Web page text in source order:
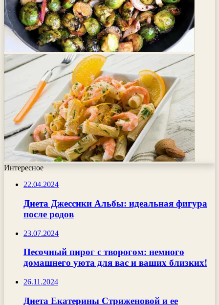
Интересное
22.04.2024
Диета Джессики Альбы: идеальная фигура
после родов
23.07.2024
Песочный пирог с творогом: немного
домашнего уюта для вас и ваших близких!
26.11.2024
Диета Екатерины Стриженовой и ее